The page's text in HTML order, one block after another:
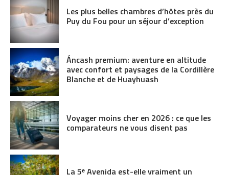
Les plus belles chambres d’hôtes près du
Puy du Fou pour un séjour d’exception
Áncash premium: aventure en altitude
avec confort et paysages de la Cordillère
Blanche et de Huayhuash
Voyager moins cher en 2026 : ce que les
comparateurs ne vous disent pas
La 5ᵉ Avenida est-elle vraiment un